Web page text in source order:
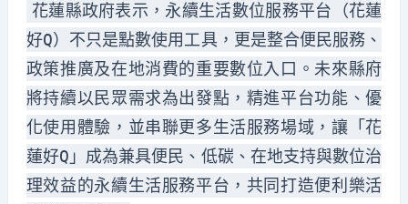
花蓮縣政府表示，永續生活數位服務平台（花蓮
好Q）不只是點數使用工具，更是整合便民服務、
政策推廣及在地消費的重要數位入口。未來縣府
將持續以民眾需求為出發點，精進平台功能、優
化使用體驗，並串聯更多生活服務場域，讓「花
蓮好Q」成為兼具便民、低碳、在地支持與數位治
理效益的永續生活服務平台，共同打造便利樂活